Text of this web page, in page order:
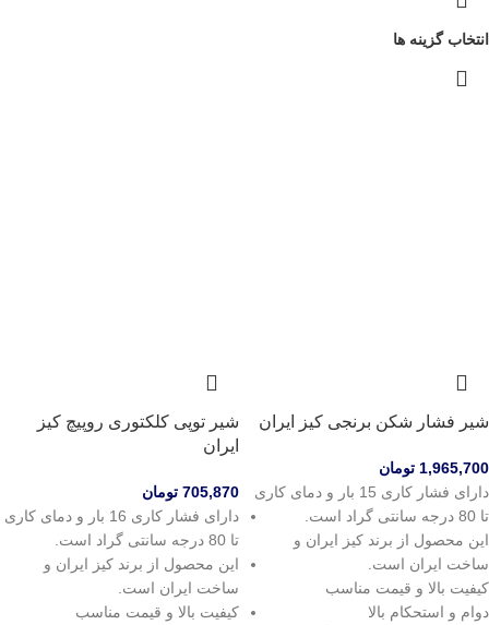
انتخاب گزینه ها
شیر فشار شکن برنجی کیز ایران
1,965,700 تومان
دارای فشار کاری 15 بار و دمای کاری
تا 80 درجه سانتی گراد است.
این محصول از برند کیز ایران و
ساخت ایران است.
کیفیت بالا و قیمت مناسب
دوام و استحکام بالا
شیر توپی کلکتوری روپیچ کیز
ایران
705,870 تومان
دارای فشار کاری 16 بار و دمای کاری
تا 80 درجه سانتی گراد است.
این محصول از برند کیز ایران و
ساخت ایران است.
کیفیت بالا و قیمت مناسب